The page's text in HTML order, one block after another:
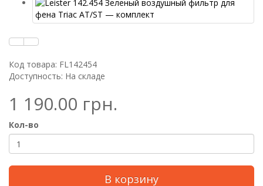
Код товара: FL142454
Доступность: На складе
1 190.00 грн.
Кол-во
В корзину